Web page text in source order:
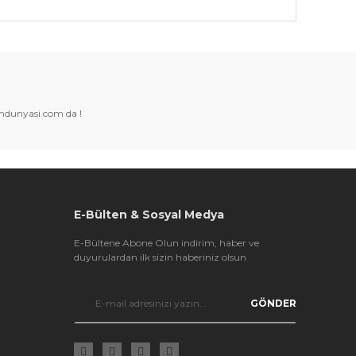
tarafımıza iletebilirsiniz.
da !
E-Bülten & Sosyal Medya
E-Bültene Abone Olun indirim, haber ve
duyurulardan ilk sizin haberiniz olsun
GÖNDER